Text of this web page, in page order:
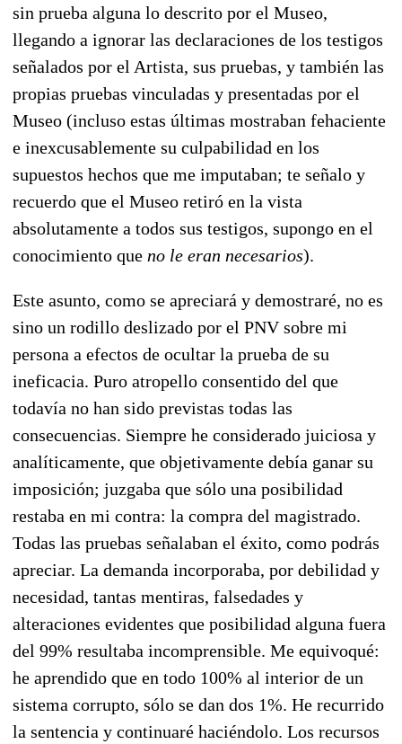
sin prueba alguna lo descrito por el Museo,
llegando a ignorar las declaraciones de los testigos
señalados por el Artista, sus pruebas, y también las
propias pruebas vinculadas y presentadas por el
Museo (incluso estas últimas mostraban fehaciente
e inexcusablemente su culpabilidad en los
supuestos hechos que me imputaban; te señalo y
recuerdo que el Museo retiró en la vista
absolutamente a todos sus testigos, supongo en el
conocimiento que no le eran necesarios).
Este asunto, como se apreciará y demostraré, no es
sino un rodillo deslizado por el PNV sobre mi
persona a efectos de ocultar la prueba de su
ineficacia. Puro atropello consentido del que
todavía no han sido previstas todas las
consecuencias. Siempre he considerado juiciosa y
analíticamente, que objetivamente debía ganar su
imposición; juzgaba que sólo una posibilidad
restaba en mi contra: la compra del magistrado.
Todas las pruebas señalaban el éxito, como podrás
apreciar. La demanda incorporaba, por debilidad y
necesidad, tantas mentiras, falsedades y
alteraciones evidentes que posibilidad alguna fuera
del 99% resultaba incomprensible. Me equivoqué:
he aprendido que en todo 100% al interior de un
sistema corrupto, sólo se dan dos 1%. He recurrido
la sentencia y continuaré haciéndolo. Los recursos